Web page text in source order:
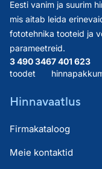
Eesti vanim ja suurim
mis aitab leida
fototehnika tooteid ja
parameetreid.
3 490 346
toodet
7 401 623
Hinnavaatlus
Firmakataloog
Meie kontaktid